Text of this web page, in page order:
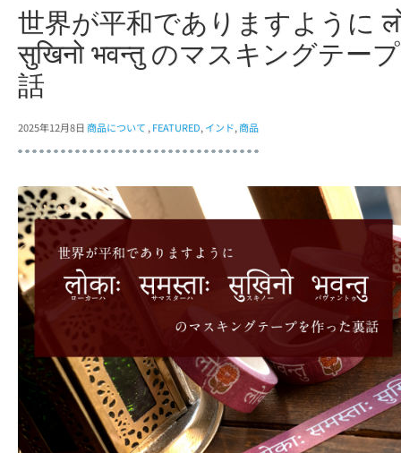
世界が平和でありますように
सुखिनो भवन्तु のマスキングテー
話
2025年12月8日商品について , FEATURED, インド,商品